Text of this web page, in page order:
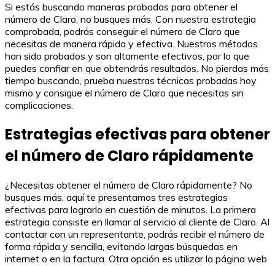
Si estás buscando maneras probadas para obtener el
número de Claro, no busques más. Con nuestra estrategia
comprobada, podrás conseguir el número de Claro que
necesitas de manera rápida y efectiva. Nuestros métodos
han sido probados y son altamente efectivos, por lo que
puedes confiar en que obtendrás resultados. No pierdas más
tiempo buscando, prueba nuestras técnicas probadas hoy
mismo y consigue el número de Claro que necesitas sin
complicaciones.
Estrategias efectivas para obtener
el número de Claro rápidamente
¿Necesitas obtener el número de Claro rápidamente? No
busques más, aquí te presentamos tres estrategias
efectivas para lograrlo en cuestión de minutos. La primera
estrategia consiste en llamar al servicio al cliente de Claro. Al
contactar con un representante, podrás recibir el número de
forma rápida y sencilla, evitando largas búsquedas en
internet o en la factura. Otra opción es utilizar la página web